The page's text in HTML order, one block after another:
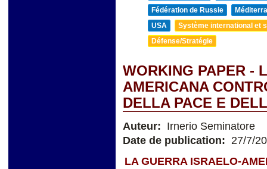
Fédération de Russie
USA
Système international et
Défense/Stratégie
WORKING PAPER -
AMERICANA
DELLA PACE E
Auteur: Irnerio Seminatore
Date de publication: 27/7/
LA GUERRA ISRAELO-